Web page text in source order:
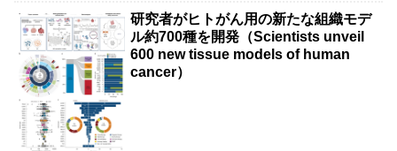
研究者がヒトがん用の新たな組織モデ
ル約700種を開発（Scientists unveil
600 new tissue models of human
cancer）